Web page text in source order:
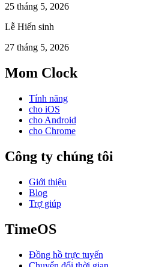
25 tháng 5, 2026
Lễ Hiến sinh
27 tháng 5, 2026
Mom Clock
Tính năng
cho iOS
cho Android
cho Chrome
Công ty chúng tôi
Giới thiệu
Blog
Trợ giúp
TimeOS
Đồng hồ trực tuyến